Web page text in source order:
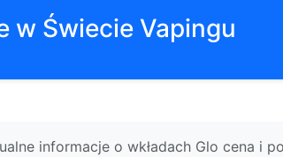
w Świecie Vapingu
informacje o wkładach Glo cena i